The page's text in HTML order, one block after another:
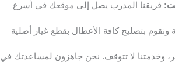
: فريقنا المدرب يصل إلى موقعك في
أسرع
ونقوم بتصليح كافة الأعطال بقطع غيار
أصلية
وخدمتنا لا تتوقف. نحن جاهزون لمساعدتك في